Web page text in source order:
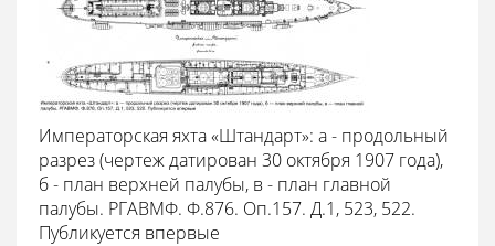
Императорская яхта «Штандарт»: а - продольный
разрез (чертеж датирован 30 октября 1907 года),
б - план верхней палубы, в - план главной
палубы. РГАВМФ. Ф.876. Оп.157. Д.1, 523, 522.
Публикуется впервые